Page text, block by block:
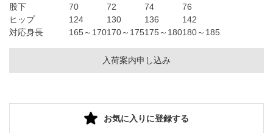
入荷案内申し込み
股下
70 72 74
76
ヒップ
124 130 136
142
対応身長
165～170170～175175～180180～185
お気に入りに登録する